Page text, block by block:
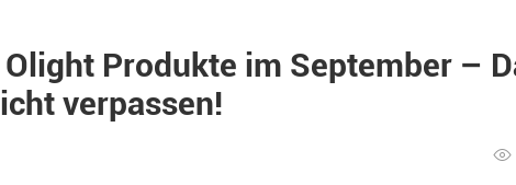
Olight Produkte im September –
verpassen!